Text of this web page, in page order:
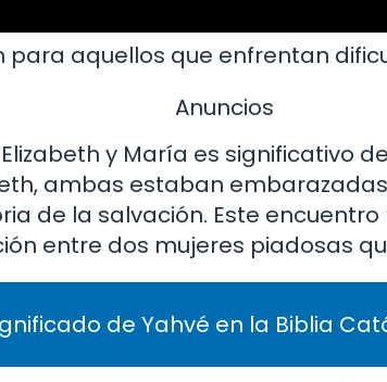
para aquellos que enfrentan
Anuncios
y María es significativo
ambas estaban
de la salvación. Este
entre dos mujeres piadosas
de Yahvé en la Biblia